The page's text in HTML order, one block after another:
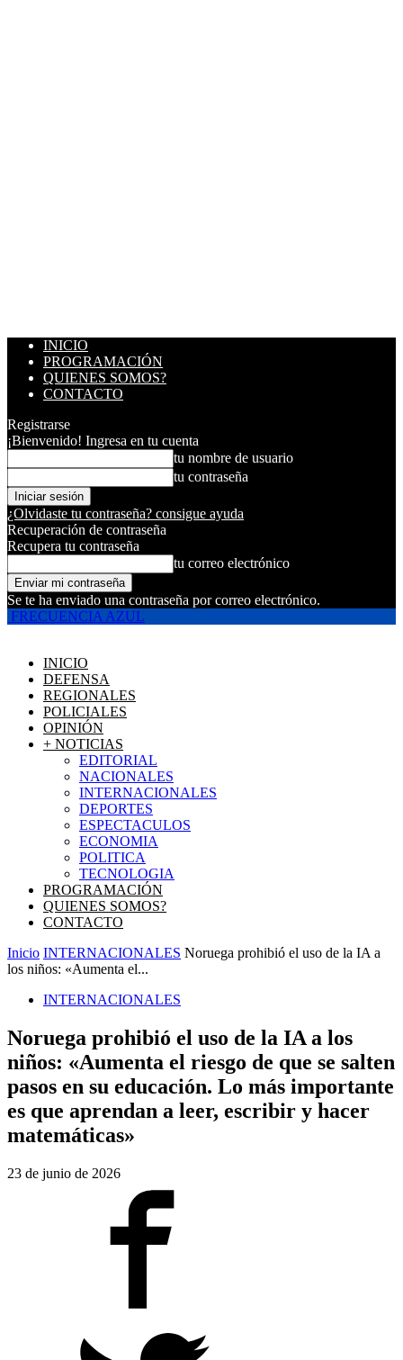
INICIO
PROGRAMACIÓN
QUIENES SOMOS?
CONTACTO
Registrarse
¡Bienvenido! Ingresa en tu cuenta
tu nombre de usuario
tu contraseña
¿Olvidaste tu contraseña? consigue ayuda
Recuperación de contraseña
Recupera tu contraseña
tu correo electrónico
Se te ha enviado una contraseña por correo electrónico.
FRECUENCIA AZUL
INICIO
DEFENSA
REGIONALES
POLICIALES
OPINIÓN
+ NOTICIAS
EDITORIAL
NACIONALES
INTERNACIONALES
DEPORTES
ESPECTACULOS
ECONOMIA
POLITICA
TECNOLOGIA
PROGRAMACIÓN
QUIENES SOMOS?
CONTACTO
Inicio INTERNACIONALES Noruega prohibió el uso de la IA a
los niños: «Aumenta el...
INTERNACIONALES
Noruega prohibió el uso de la IA a los
niños: «Aumenta el riesgo de que se salten
pasos en su educación. Lo más importante
es que aprendan a leer, escribir y hacer
matemáticas»
23 de junio de 2026